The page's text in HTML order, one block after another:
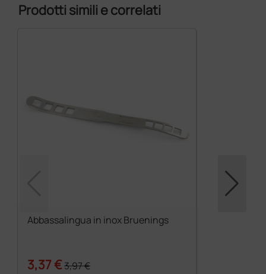
Prodotti simili e correlati
Abbassalingua in inox Bruenings
3,37 €3,97 €